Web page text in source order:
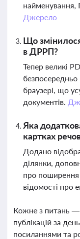
найменування,
Джерело
Що
в ДРРП?
Тепер великі
безпосередньо
браузері, що
документів.
Яка
картках
Додано
ділянки,
про поширення
відомості про
Кожне з питань —
публікацій за
посиланнями та